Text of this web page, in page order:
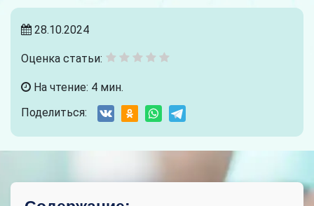
28.10.2024
Оценка статьи:
На чтение: 4 мин.
Поделиться: